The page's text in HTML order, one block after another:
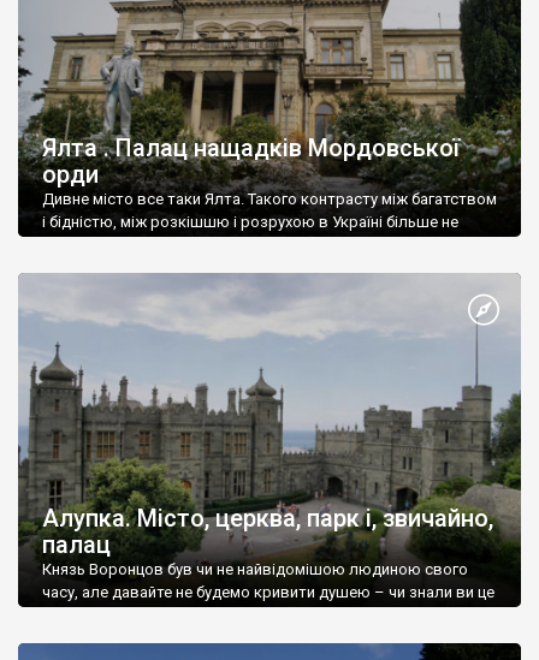
Ялта . Палац нащадків Мордовської
орди
Дивне місто все таки Ялта. Такого контрасту між багатством
і бідністю, між розкішшю і розрухою в Україні більше не
Алупка. Місто, церква, парк і, звичайно,
палац
Князь Воронцов був чи не найвідомішою людиною свого
часу, але давайте не будемо кривити душею – чи знали ви це